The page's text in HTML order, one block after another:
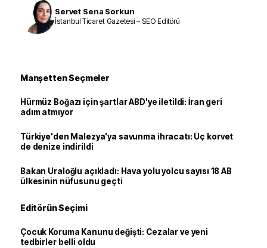
Servet Sena Sorkun
İstanbul Ticaret Gazetesi – SEO Editörü
Manşetten Seçmeler
Hürmüz Boğazı için şartlar ABD'ye iletildi: İran geri
adım atmıyor
Türkiye'den Malezya'ya savunma ihracatı: Üç korvet
de denize indirildi
Bakan Uraloğlu açıkladı: Hava yolu yolcu sayısı 18 AB
ülkesinin nüfusunu geçti
Editörün Seçimi
Çocuk Koruma Kanunu değişti: Cezalar ve yeni
tedbirler belli oldu